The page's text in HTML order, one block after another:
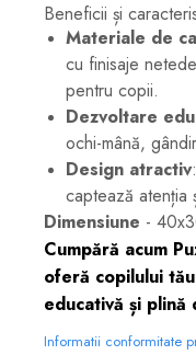
Beneficii și
Materiale de
cu finisaje
pentru copii.
Dezvoltare
ochi-mână,
Design atractiv
captează atenția
Dimensiune -
Cumpără acum
oferă copilului
educativă și plină
Informatii conformitate